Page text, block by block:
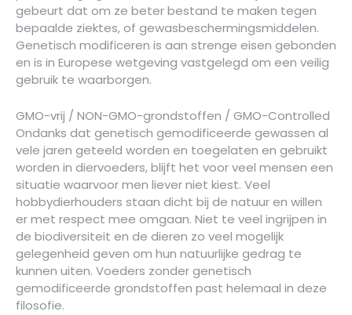
gebeurt dat om ze beter bestand te maken tegen
bepaalde ziektes, of gewasbeschermingsmiddelen.
Genetisch modificeren is aan strenge eisen gebonden
en is in Europese wetgeving vastgelegd om een veilig
gebruik te waarborgen.
GMO-vrij / NON-GMO-grondstoffen / GMO-Controlled
Ondanks dat genetisch gemodificeerde gewassen al
vele jaren geteeld worden en toegelaten en gebruikt
worden in diervoeders, blijft het voor veel mensen een
situatie waarvoor men liever niet kiest. Veel
hobbydierhouders staan dicht bij de natuur en willen
er met respect mee omgaan. Niet te veel ingrijpen in
de biodiversiteit en de dieren zo veel mogelijk
gelegenheid geven om hun natuurlijke gedrag te
kunnen uiten. Voeders zonder genetisch
gemodificeerde grondstoffen past helemaal in deze
filosofie.